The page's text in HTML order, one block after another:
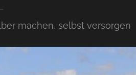
machen, selbst versorgen